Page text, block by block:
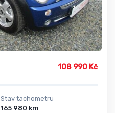
108 990 Kč
Stav tachometru
165 980 km